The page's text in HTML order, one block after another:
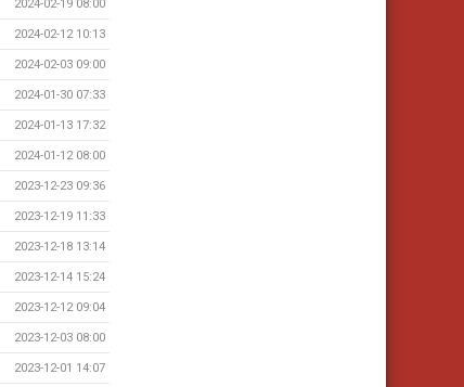
2024-02-19 08:00
2024-02-12 10:13
2024-02-03 09:00
2024-01-30 07:33
2024-01-13 17:32
2024-01-12 08:00
2023-12-23 09:36
2023-12-19 11:33
2023-12-18 13:14
2023-12-14 15:24
2023-12-12 09:04
2023-12-03 08:00
2023-12-01 14:07